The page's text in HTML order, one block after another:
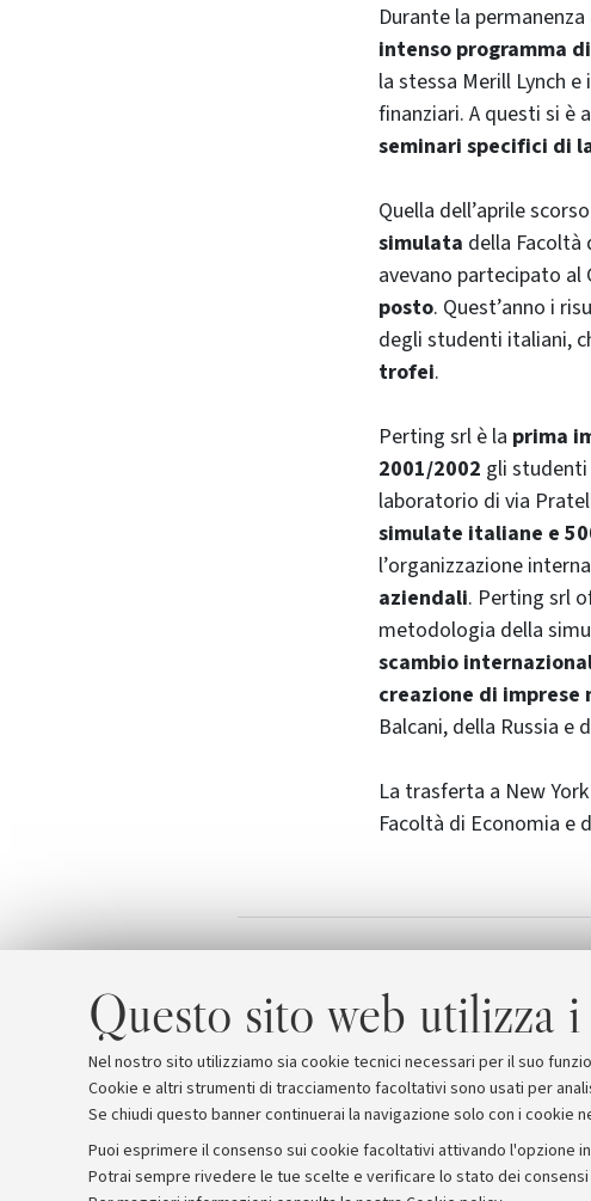
Questo sito web utilizza
Nel nostro sito utilizziamo sia cookie tecnici necessari per il suo
Cookie e altri strumenti di tracciamento facoltativi sono usati per
Se chiudi questo banner continuerai la navigazione solo con i cookie
Puoi esprimere il consenso sui cookie facoltativi attivando l'opzione
Potrai sempre rivedere le tue scelte e verificare lo stato dei
Durante la permanenza
intenso programma
la stessa Merill Lynch e
finanziari. A questi si è
seminari specifici di
Quella dell’aprile
simulata della Facoltà
avevano partecipato al
posto. Quest’anno i
degli studenti italiani,
trofei.
Perting srl è la prima
2001/2002 gli studenti
laboratorio di via
simulate italiane e
l’organizzazione interna
aziendali. Perting srl
metodologia della
scambio
creazione di imprese
Balcani, della Russia e
La trasferta a New
Facoltà di Economia e
Allegati
Archivio Comunicati stampa Redazione Rassegna stampa